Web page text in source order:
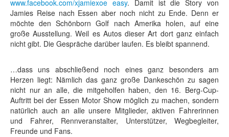
www.facebook.com/xjamiexoe easy. Damit ist die Story von
Jamies Reise nach Essen aber noch nicht zu Ende. Denn er
möchte den Schönborn Golf nach Amerika holen, auf eine
große Ausstellung. Weil es Autos dieser Art dort ganz einfach
nicht gibt. Die Gespräche darüber laufen. Es bleibt spannend.
…dass uns abschließend noch eines ganz besonders am
Herzen liegt: Nämlich das ganz große Dankeschön zu sagen
nicht nur an alle, die mitgeholfen haben, den 16. Berg-Cup-
Auftritt bei der Essen Motor Show möglich zu machen, sondern
natürlich auch an alle unsere Mitglieder, aktiven Fahrerinnen
und Fahrer, Rennveranstalter, Unterstützer, Wegbegleiter,
Freunde und Fans.